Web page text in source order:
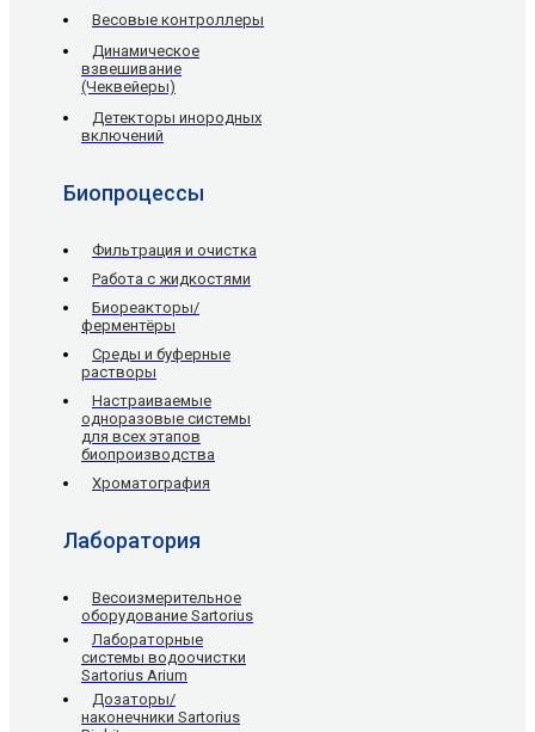
Весовые контроллеры
Динамическое
взвешивание
(Чеквейеры)
Детекторы инородных
включений
Биопроцессы
Фильтрация и очистка
Работа с жидкостями
Биореакторы/
ферментёры
Среды и буферные
растворы
Настраиваемые
одноразовые системы
для всех этапов
биопроизводства
Хроматография
Лаборатория
Весоизмерительное
оборудование Sartorius
Лабораторные
системы водоочистки
Sartorius Arium
Дозаторы/
наконечники Sartorius